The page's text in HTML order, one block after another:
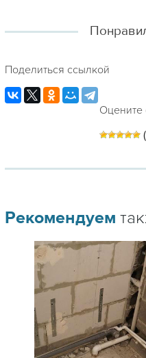
Поделиться ссылкой
Оцените
(
Рекомендуем